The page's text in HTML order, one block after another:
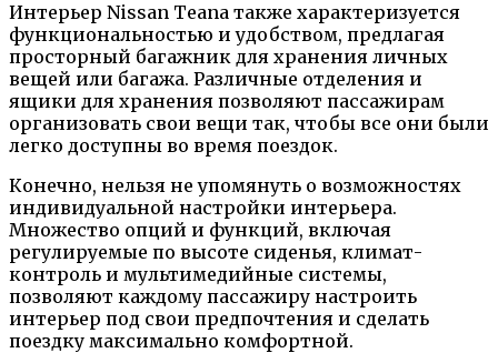
Интерьер Nissan Teana также характеризуется
функциональностью и удобством, предлагая
просторный багажник для хранения личных
вещей или багажа. Различные отделения и
ящики для хранения позволяют пассажирам
организовать свои вещи так, чтобы все они были
легко доступны во время поездок.
Конечно, нельзя не упомянуть о возможностях
индивидуальной настройки интерьера.
Множество опций и функций, включая
регулируемые по высоте сиденья, климат-
контроль и мультимедийные системы,
позволяют каждому пассажиру настроить
интерьер под свои предпочтения и сделать
поездку максимально комфортной.